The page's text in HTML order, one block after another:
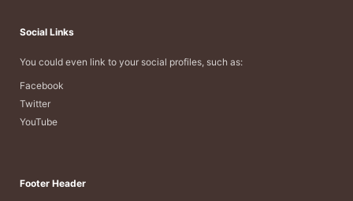
Social Links
You could even link to your social profiles, such as:
Facebook
Twitter
YouTube
Footer Header